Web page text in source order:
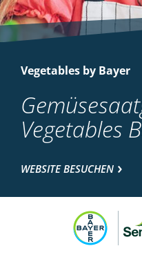
Vegetables by Bayer
Vegetables
WEBSITE BESUCHEN